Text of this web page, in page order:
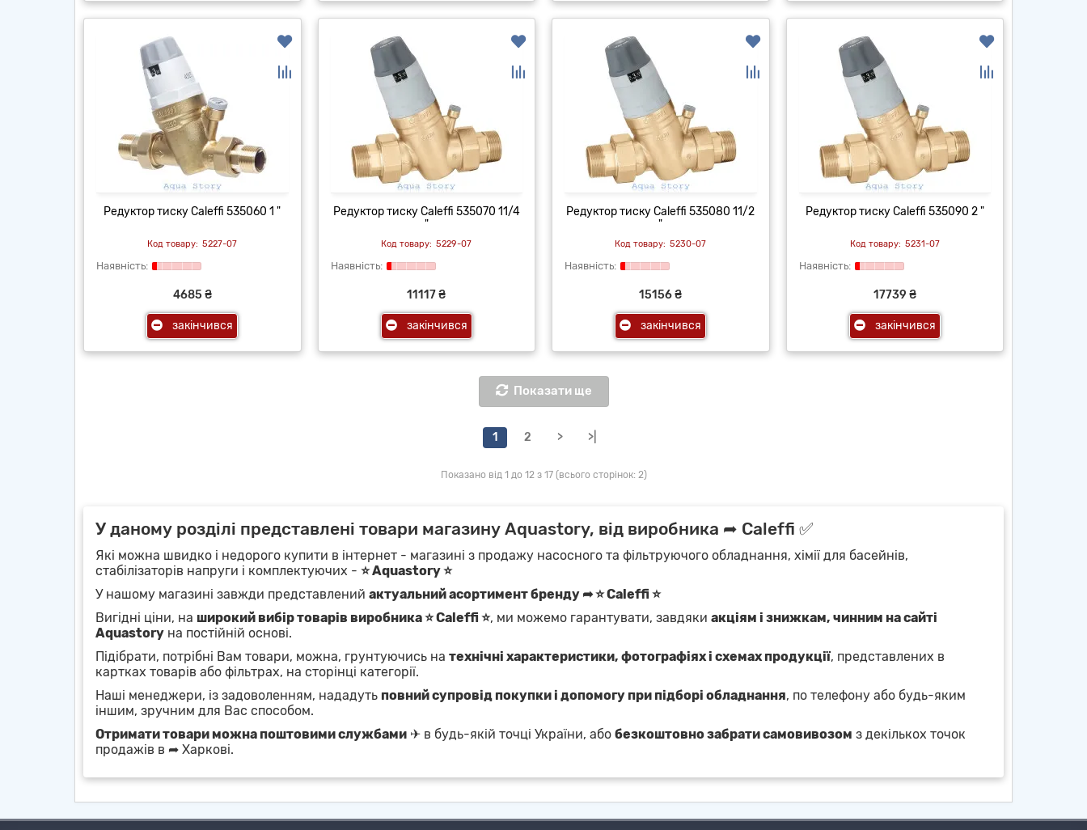
Редуктор тиску Caleffi 535060 1 "
5227-07
4685 ₴
закінчився
Редуктор тиску Caleffi 535070 11/4
"
5229-07
11117 ₴
закінчився
Редуктор тиску Caleffi 535080 11/2
"
5230-07
15156 ₴
закінчився
Редуктор тиску Caleffi 535090 2 "
5231-07
17739 ₴
закінчився
Показати ще
1 2 > >|
Показано від 1 до 12 з 17 (всього сторінок: 2)
У даному розділі представлені товари магазину Aquastory, від виробника ➦ Caleffi ✅
Які можна швидко і недорого купити в інтернет - магазині з продажу насосного та фільтруючого обладнання, хімії для басейнів,
стабілізаторів напруги і комплектуючих - ⭐ Aquastory ⭐
У нашому магазині завжди представлений актуальний асортимент бренду ➦ ⭐ Caleffi ⭐
Вигідні ціни, на широкий вибір товарів виробника ⭐ Caleffi ⭐, ми можемо гарантувати, завдяки акціям і знижкам, чинним на сайті
Aquastory на постійній основі.
Підібрати, потрібні Вам товари, можна, грунтуючись на технічні характеристики, фотографіях і схемах продукції, представлених в
картках товарів або фільтрах, на сторінці категорії.
Наші менеджери, із задоволенням, нададуть повний супровід покупки і допомогу при підборі обладнання, по телефону або будь-яким
іншим, зручним для Вас способом.
Отримати товари можна поштовими службами ✈ в будь-якій точці України, або безкоштовно забрати самовивозом з декількох точок
продажів в ➦ Харкові.